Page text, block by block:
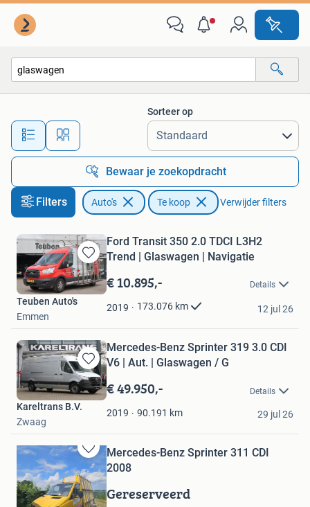
Alle afstanden…
Sorteer op
Bewaar je zoekopdracht
Filters Auto's Te koop Verwijder filters
Bewaren
in
Mijn
Favorieten
Ford Transit 350 2.0 TDCI L3H2
Trend | Glaswagen | Navigatie
€ 10.895,- Details
2019 173.076 km
Teuben Auto's
Emmen
12 jul 26
Bewaren
in
Mijn
Favorieten
Mercedes-Benz Sprinter 319 3.0 CDI
V6 | Aut. | Glaswagen / G
€ 49.950,- Details
2019 90.191 km
Kareltrans B.V.
Zwaag
29 jul 26
Bewaren
in
Mijn
Favorieten
Mercedes-Benz Sprinter 311 CDI
2008
Gereserveerd